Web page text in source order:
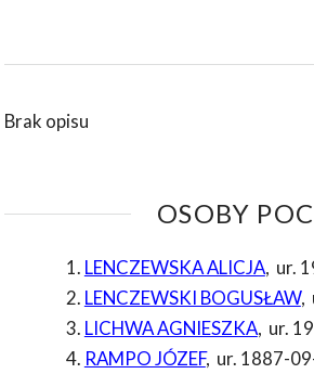
Brak opisu
OSOBY
LENCZEWSKA ALICJA, ur.
LENCZEWSKI BOGUSŁAW,
LICHWA AGNIESZKA, ur.
RAMPO JÓZEF, ur. 1887-